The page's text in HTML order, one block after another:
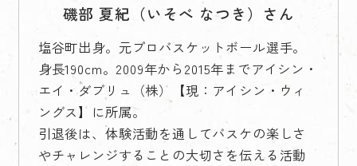
磯部 夏紀（いそべ なつき）さん
塩谷町出身。元プロバスケットボール選手。
身長190cm。2009年から2015年までアイシン・
エイ・ダブリュ（株）【現：アイシン・ウィ
ングス】に所属。
引退後は、体験活動を通してバスケの楽しさ
やチャレンジすることの大切さを伝える活動